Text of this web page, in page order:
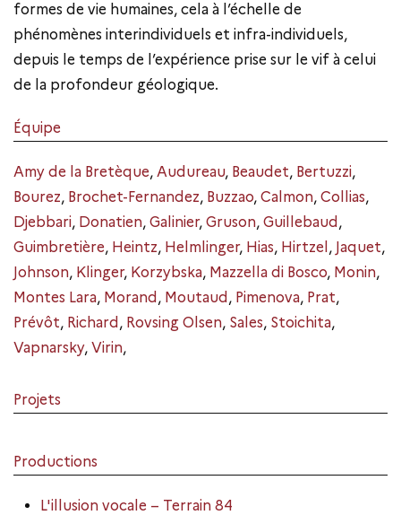
formes de vie humaines, cela à l’échelle de
phénomènes interindividuels et infra-individuels,
depuis le temps de l’expérience prise sur le vif à celui
de la profondeur géologique.
Équipe
Amy de la Bretèque, Audureau, Beaudet, Bertuzzi,
Bourez, Brochet-Fernandez, Buzzao, Calmon, Collias,
Djebbari, Donatien, Galinier, Gruson, Guillebaud ,
Guimbretière, Heintz, Helmlinger, Hias, Hirtzel , Jaquet,
Johnson, Klinger, Korzybska, Mazzella di Bosco, Monin,
Montes Lara, Morand , Moutaud , Pimenova, Prat,
Prévôt, Richard , Rovsing Olsen, Sales, Stoichita,
Vapnarsky, Virin,
Projets
Productions
L'illusion vocale – Terrain 84